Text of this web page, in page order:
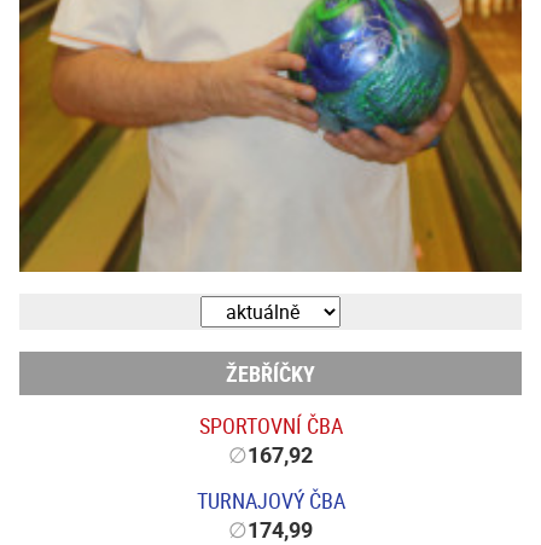
ŽEBŘÍČKY
SPORTOVNÍ ČBA
∅167,92
TURNAJOVÝ ČBA
∅174,99